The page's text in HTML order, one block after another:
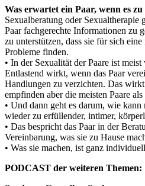
Was erwartet ein Paar, wenn es
Sexualberatung oder Sexualtherapie
Paar fachgerechte Informationen zu
zu unterstützen, dass sie für sich
Probleme finden.
• In der Sexualität der Paare ist
Entlastend wirkt, wenn das Paar
Handlungen zu verzichten. Das
empfinden aber die meisten Paare
• Und dann geht es darum, wie
wieder zu erfüllender, intimer,
• Das bespricht das Paar in der
Vereinbarung, was sie zu Hause
• Was sie machen, ist ganz
PODCAST der weiteren Themen: